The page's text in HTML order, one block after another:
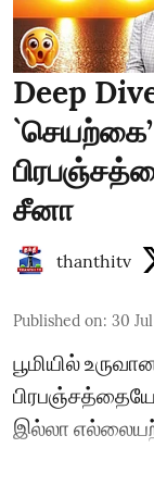
Deep
சீனா
thanthitv
Published on: 30
பூமியில்
பிரபஞ்சத்தையே
இல்லா